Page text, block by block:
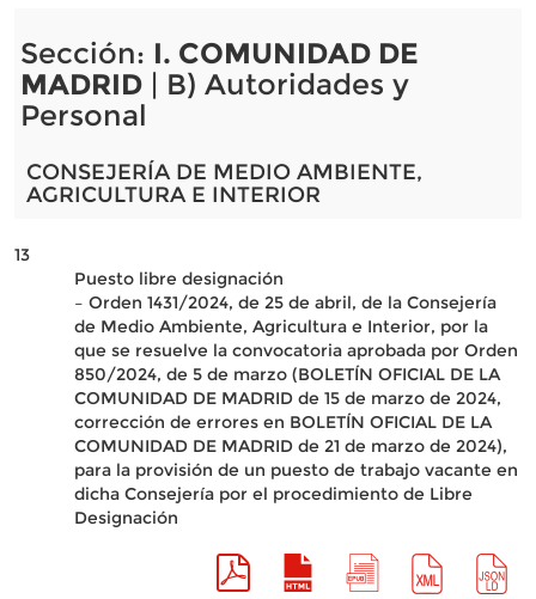
Sección: I. COMUNIDAD DE
MADRID| B) Autoridades y
Personal
CONSEJERÍA DE MEDIO AMBIENTE,
AGRICULTURA E INTERIOR
13
Puesto libre designación
– Orden 1431/2024, de 25 de abril, de la Consejería
de Medio Ambiente, Agricultura e Interior, por la
que se resuelve la convocatoria aprobada por Orden
850/2024, de 5 de marzo (BOLETÍN OFICIAL DE LA
COMUNIDAD DE MADRID de 15 de marzo de 2024,
corrección de errores en BOLETÍN OFICIAL DE LA
COMUNIDAD DE MADRID de 21 de marzo de 2024),
para la provisión de un puesto de trabajo vacante en
dicha Consejería por el procedimiento de Libre
Designación